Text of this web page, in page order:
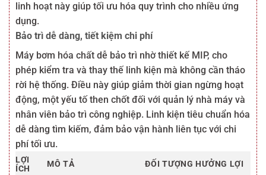
linh hoạt này giúp tối ưu hóa quy trình cho nhiều ứng
dụng.
Bảo trì dễ dàng, tiết kiệm chi phí
Máy bơm hóa chất dễ bảo trì nhờ thiết kế MIP, cho
phép kiểm tra và thay thế linh kiện mà không cần tháo
rời hệ thống. Điều này giúp giảm thời gian ngừng hoạt
động, một yếu tố then chốt đối với quản lý nhà máy và
nhân viên bảo trì công nghiệp. Linh kiện tiêu chuẩn hóa
dễ dàng tìm kiếm, đảm bảo vận hành liên tục với chi
phí tối ưu.
LỢI
ÍCH
MÔ TẢ ĐỐI TƯỢNG HƯỞNG LỢI